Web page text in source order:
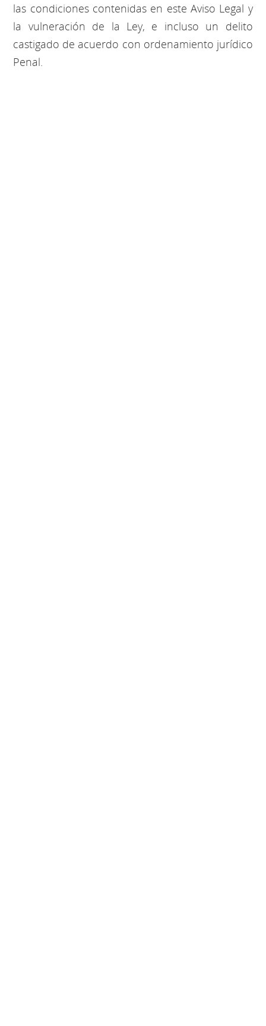
las condiciones contenidas en este Aviso Legal y
la vulneración de la Ley, e incluso un delito
castigado de acuerdo con ordenamiento jurídico
Penal.